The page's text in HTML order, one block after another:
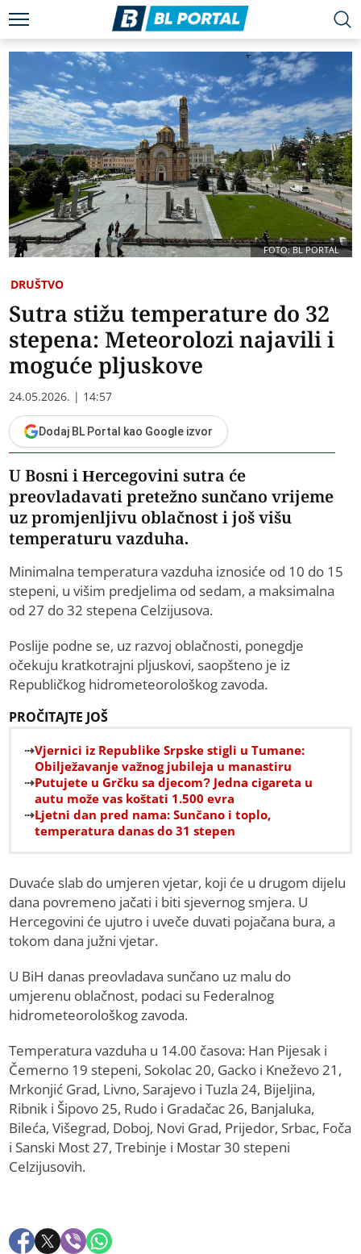
FOTO: BL PORTAL
DRUŠTVO
Sutra stižu temperature do 32
stepena: Meteorolozi najavili i
moguće pljuskove
24.05.2026. | 14:57
Dodaj BL Portal kao Google izvor
U Bosni i Hercegovini sutra će
preovladavati pretežno sunčano vrijeme
uz promjenljivu oblačnost i još višu
temperaturu vazduha.
Minimalna temperatura vazduha iznosiće od 10 do 15
stepeni, u višim predjelima od sedam, a maksimalna
od 27 do 32 stepena Celzijusova.
Poslije podne se, uz razvoj oblačnosti, ponegdje
očekuju kratkotrajni pljuskovi, saopšteno je iz
Republičkog hidrometeorološkog zavoda.
PROČITAJTE JOŠ
Vjernici iz Republike Srpske stigli u Tumane:
Obilježavanje važnog jubileja u manastiru
Putujete u Grčku sa djecom? Jedna cigareta u
autu može vas koštati 1.500 evra
Ljetni dan pred nama: Sunčano i toplo,
temperatura danas do 31 stepen
Duvaće slab do umjeren vjetar, koji će u drugom dijelu
dana povremeno jačati i biti sjevernog smjera. U
Hercegovini će ujutro i uveče duvati pojačana bura, a
tokom dana južni vjetar.
U BiH danas preovladava sunčano uz malu do
umjerenu oblačnost, podaci su Federalnog
hidrometeorološkog zavoda.
Temperatura vazduha u 14.00 časova: Han Pijesak i
Čemerno 19 stepeni, Sokolac 20, Gacko i Kneževo 21,
Mrkonjić Grad, Livno, Sarajevo i Tuzla 24, Bijeljina,
Ribnik i Šipovo 25, Rudo i Gradačac 26, Banjaluka,
Bileća, Višegrad, Doboj, Novi Grad, Prijedor, Srbac, Foča
i Sanski Most 27, Trebinje i Mostar 30 stepeni
Celzijusovih.